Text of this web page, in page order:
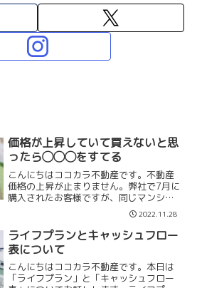
価格が上昇していて買えないと思
ったら◯◯◯をすてる
こんにちはココカラ不動産です。不動産
価格の上昇が止まりません。弊社で7月に
購入されたお客様ですが、同じマンショ
ンで、間取り、広さ、バルコニー向きが
全て同じものが、現在14.6％高い価格で
販売されています。たった4ヶ月で500万
円以上上昇して...
2022.11.28
ライフプランとキャッシュフロー
表について
こんにちはココカラ不動産です。本日は
「ライフプラン」と「キャッシュフロー